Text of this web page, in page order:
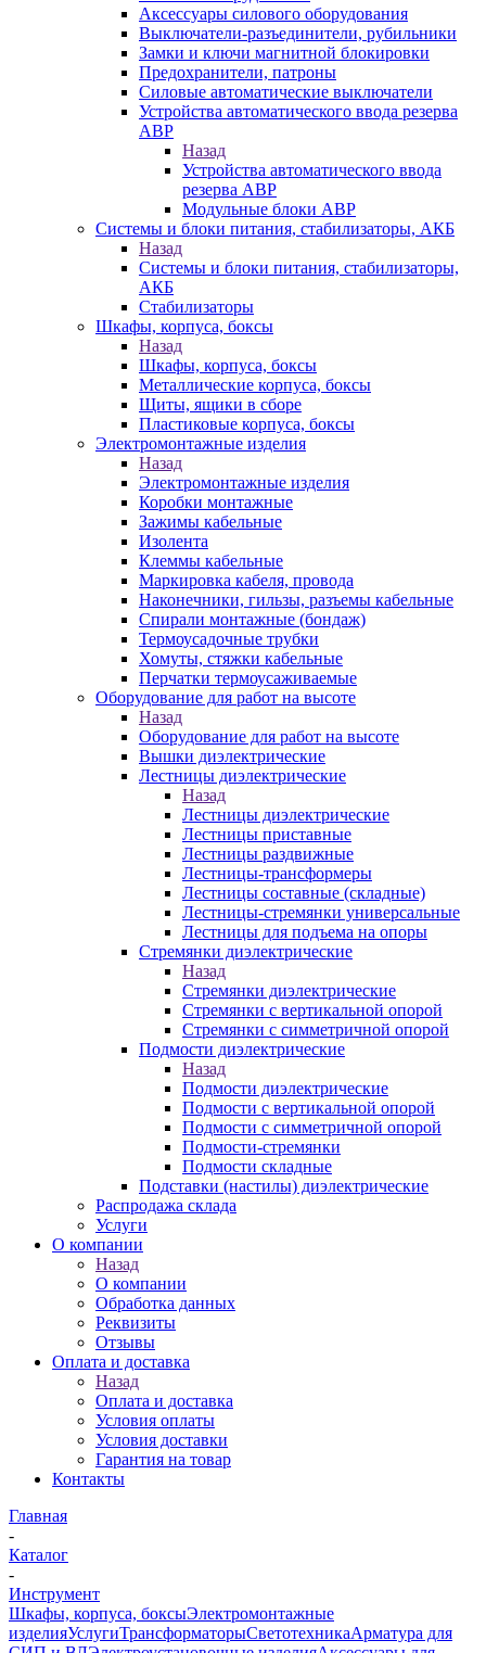
Аксессуары силового оборудования
Выключатели-разъединители, рубильники
Замки и ключи магнитной блокировки
Предохранители, патроны
Силовые автоматические выключатели
Устройства автоматического ввода резерва
АВР
Назад
Устройства автоматического ввода
резерва АВР
Модульные блоки АВР
Системы и блоки питания, стабилизаторы, АКБ
Назад
Системы и блоки питания, стабилизаторы,
АКБ
Стабилизаторы
Шкафы, корпуса, боксы
Назад
Шкафы, корпуса, боксы
Металлические корпуса, боксы
Щиты, ящики в сборе
Пластиковые корпуса, боксы
Электромонтажные изделия
Назад
Электромонтажные изделия
Коробки монтажные
Зажимы кабельные
Изолента
Клеммы кабельные
Маркировка кабеля, провода
Наконечники, гильзы, разъемы кабельные
Спирали монтажные (бондаж)
Термоусадочные трубки
Хомуты, стяжки кабельные
Перчатки термоусаживаемые
Оборудование для работ на высоте
Назад
Оборудование для работ на высоте
Вышки диэлектрические
Лестницы диэлектрические
Назад
Лестницы диэлектрические
Лестницы приставные
Лестницы раздвижные
Лестницы-трансформеры
Лестницы составные (складные)
Лестницы-стремянки универсальные
Лестницы для подъема на опоры
Стремянки диэлектрические
Назад
Стремянки диэлектрические
Стремянки с вертикальной опорой
Стремянки с симметричной опорой
Подмости диэлектрические
Назад
Подмости диэлектрические
Подмости с вертикальной опорой
Подмости с симметричной опорой
Подмости-стремянки
Подмости складные
Подставки (настилы) диэлектрические
Распродажа склада
Услуги
О компании
Назад
О компании
Обработка данных
Реквизиты
Отзывы
Оплата и доставка
Назад
Оплата и доставка
Условия оплаты
Условия доставки
Гарантия на товар
Контакты
Главная
-
Каталог
-
Инструмент
Шкафы, корпуса, боксыЭлектромонтажные
изделияУслугиТрансформаторыСветотехникаАрматура для